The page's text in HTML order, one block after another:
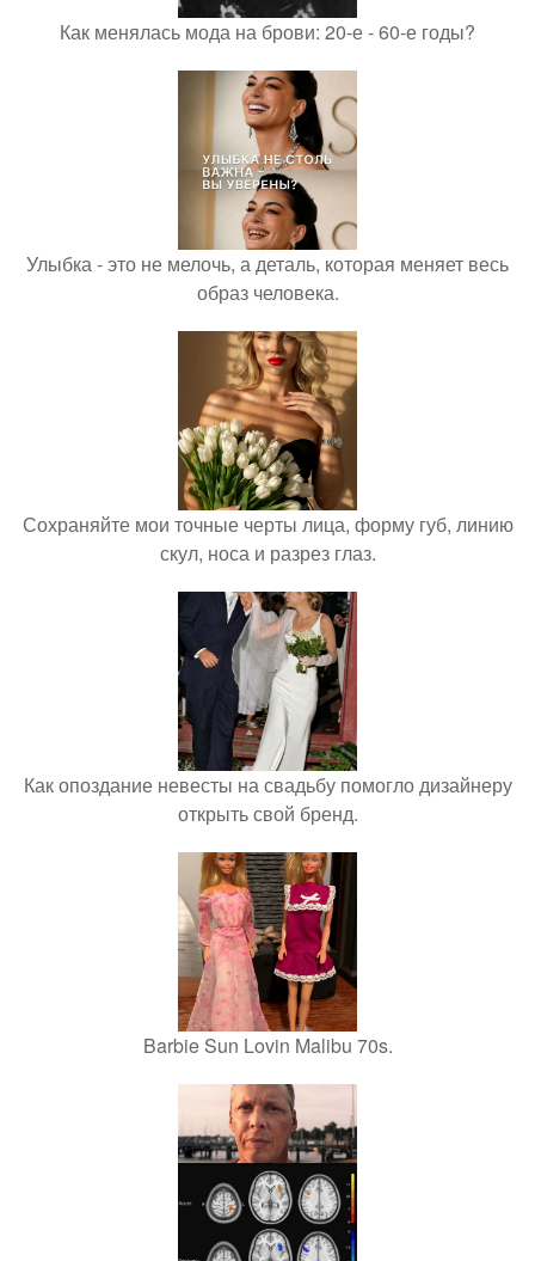
Как менялась мода на брови: 20-е - 60-е годы?
Улыбка - это не мелочь, а деталь, которая меняет весь
образ человека.
Сохраняйте мои точные черты лица, форму губ, линию
скул, носа и разрез глаз.
Как опоздание невесты на свадьбу помогло дизайнеру
открыть свой бренд.
Barbie Sun Lovin Malibu 70s.